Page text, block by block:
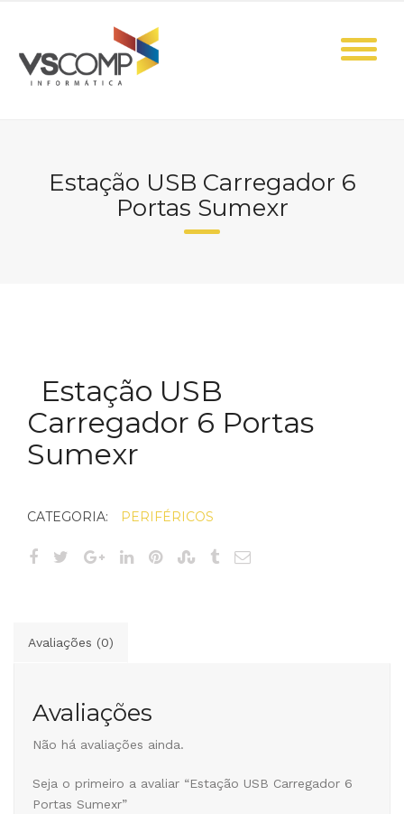
content
Estação USB Carregador 6
Portas Sumexr
Estação USB
Carregador 6 Portas
Sumexr
CATEGORIA: PERIFÉRICOS
Avaliações (0)
Avaliações
Não há avaliações ainda.
Seja o primeiro a avaliar “Estação USB Carregador 6
Portas Sumexr”